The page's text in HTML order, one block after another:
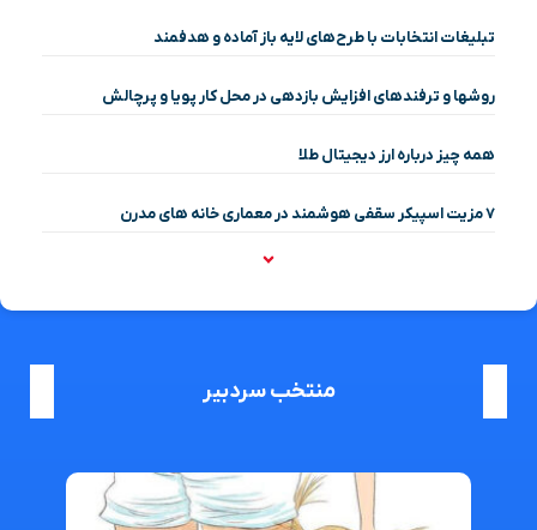
تبلیغات انتخابات با طرح‌های لایه باز آماده و هدفمند
روشها و ترفندهای افزایش بازدهی در محل کار پویا و پرچالش
همه چیز درباره ارز دیجیتال طلا
۷ مزیت اسپیکر سقفی هوشمند در معماری خانه‌ های مدرن
منتخب سردبیر